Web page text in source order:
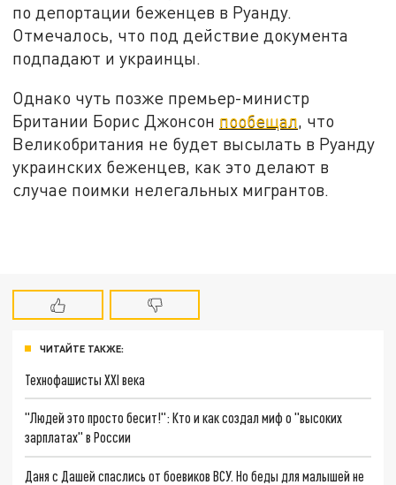
по депортации беженцев в Руанду.
Отмечалось, что под действие документа
подпадают и украинцы.
Однако чуть позже премьер-министр
Британии Борис Джонсон пообещал, что
Великобритания не будет высылать в Руанду
украинских беженцев, как это делают в
случае поимки нелегальных мигрантов.
ЧИТАЙТЕ ТАКЖЕ:
Технофашисты XXI века
"Людей это просто бесит!": Кто и как создал миф о "высоких
зарплатах" в России
Даня с Дашей спаслись от боевиков ВСУ. Но беды для малышей не